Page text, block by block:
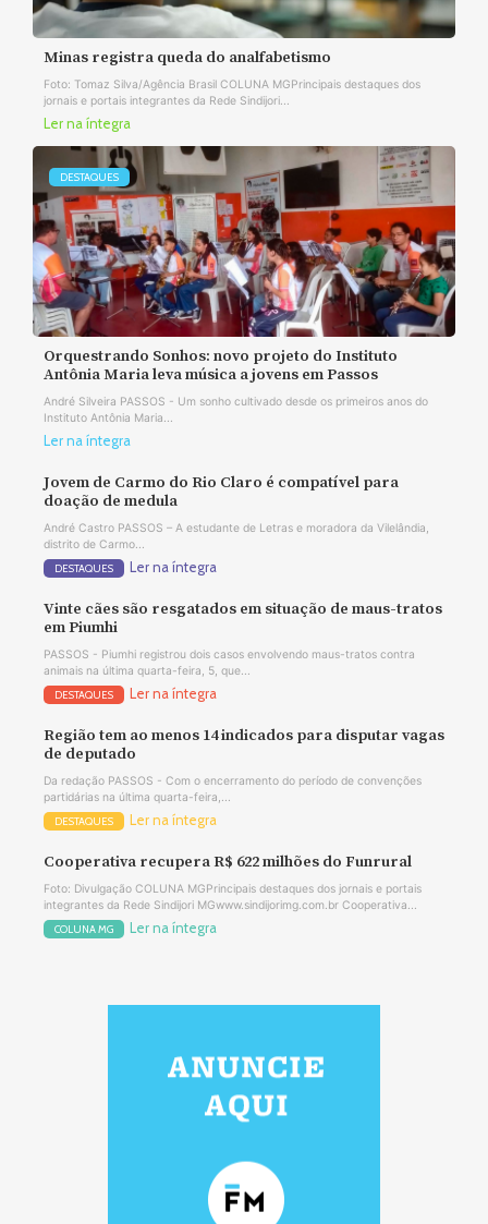
Minas registra queda do analfabetismo
Foto: Tomaz Silva/Agência Brasil COLUNA MGPrincipais destaques dos
jornais e portais integrantes da Rede Sindijori...
Ler na íntegra
DESTAQUES
Orquestrando Sonhos: novo projeto do Instituto
Antônia Maria leva música a jovens em Passos
André Silveira PASSOS - Um sonho cultivado desde os primeiros anos do
Instituto Antônia Maria...
Ler na íntegra
Jovem de Carmo do Rio Claro é compatível para
doação de medula
André Castro PASSOS – A estudante de Letras e moradora da Vilelândia,
distrito de Carmo...
DESTAQUES Ler na íntegra
Vinte cães são resgatados em situação de maus-tratos
em Piumhi
PASSOS - Piumhi registrou dois casos envolvendo maus-tratos contra
animais na última quarta-feira, 5, que...
DESTAQUES Ler na íntegra
Região tem ao menos 14 indicados para disputar vagas
de deputado
Da redação PASSOS - Com o encerramento do período de convenções
partidárias na última quarta-feira,...
DESTAQUES Ler na íntegra
Cooperativa recupera R$ 622 milhões do Funrural
Foto: Divulgação COLUNA MGPrincipais destaques dos jornais e portais
integrantes da Rede Sindijori MGwww.sindijorimg.com.br Cooperativa...
COLUNA MG Ler na íntegra